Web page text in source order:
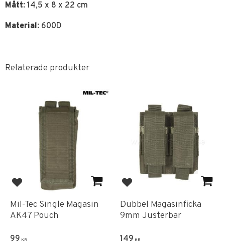
Mått: 14,5 x 8 x 22 cm
Material: 600D
Relaterade produkter
Lägg till i favoriter
Mil-Tec Single Magasin
AK47 Pouch
99 KR
Lägg till i favoriter
Dubbel Magasinficka
9mm Justerbar
149 KR